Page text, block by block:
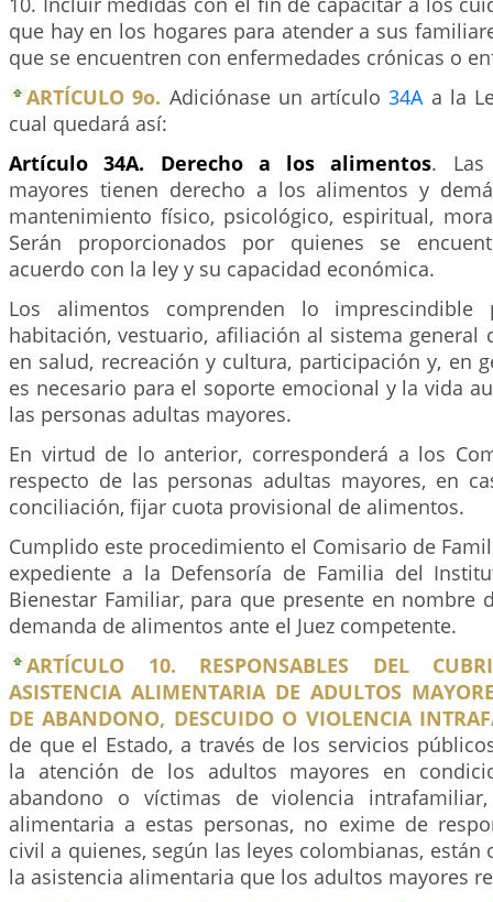
que hay en los hogares para atender a sus
que se encuentren con enfermedades crónicas o
ARTÍCULO 9o. Adiciónase un artículo34Aa la
cual quedará así:
Artículo 34A. Derecho a los alimentos. Las
mayores tienen derecho a los alimentos y
mantenimiento físico, psicológico, espiritual,
Serán proporcionados por quienes se
acuerdo con la ley y su capacidad económica.
Los alimentos comprenden lo
habitación, vestuario, afiliación al sistema general
en salud, recreación y cultura, participación y, en
es necesario para el soporte emocional y la vida
las personas adultas mayores.
En virtud de lo anterior, corresponderá a los
respecto de las personas adultas mayores, en
conciliación, fijar cuota provisional de alimentos.
Cumplido este procedimiento el Comisario de
expediente a la Defensoría de Familia del
Bienestar Familiar, para que presente en nombre
demanda de alimentos ante el Juez competente.
ARTÍCULO 10. RESPONSABLES DEL
ASISTENCIA ALIMENTARIA DE ADULTOS
DE ABANDONO, DESCUIDO O VIOLENCIA
de que el Estado, a través de los servicios
la atención de los adultos mayores en
abandono o víctimas de violencia
alimentaria a estas personas, no exime de
civil a quienes, según las leyes colombianas,
la asistencia alimentaria que los adultos mayores